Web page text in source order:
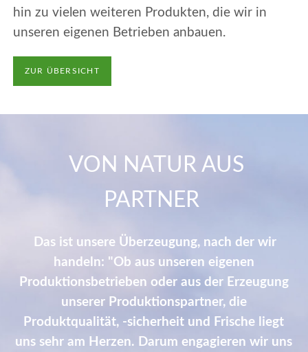
hin zu vielen weiteren Produkten, die wir in
unseren eigenen Betrieben anbauen.
ZUR ÜBERSICHT
VON NATUR AUS
PARTNER
Das ist unsere Überzeugung, nach der wir
handeln: "Ob aus unseren eigenen
Produktionsbetrieben oder aus der Erzeugung
unserer Produktionspartner, die
Produktqualität, -sicherheit und Frische liegt
uns sehr am Herzen. Darum engagieren wir uns